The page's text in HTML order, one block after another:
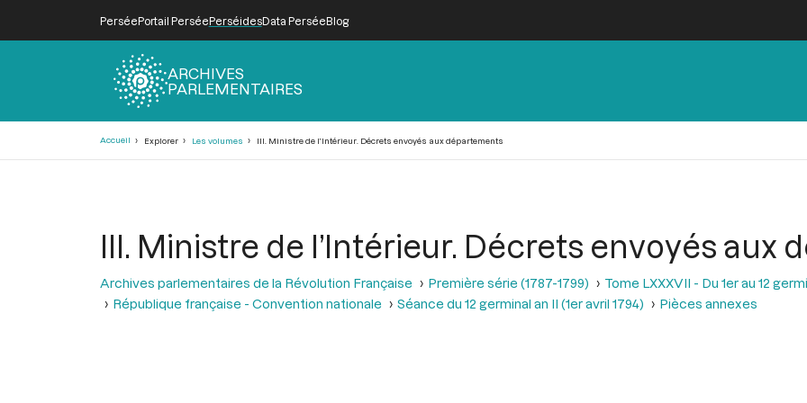
PerséePortail PerséePerséidesData PerséeBlog
ARCHIVES
PARLEMENTAIRES
Accueil Explorer Les volumes III. Ministre de l’Intérieur. Décrets envoyés aux départements
III. Ministre de l’Intérieur. Décrets envoyés aux
Archives parlementaires de la Révolution Française Première série (1787-1799)
Tome LXXXVII - Du 1er au 12
République française - Convention nationale
Séance du 12 germinal an II (1er avril 1794) Pièces annexes